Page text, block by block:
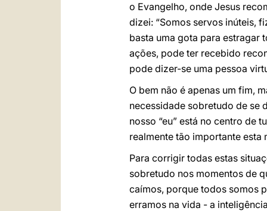
o Evangelho, onde Jesus
dizei: “Somos servos inúteis,
basta uma gota para estragar
ações, pode ter recebido
pode dizer-se uma pessoa
O bem não é apenas um fim,
necessidade sobretudo de se
nosso “eu” está no centro de
realmente tão importante esta
Para corrigir todas estas
sobretudo nos momentos de
caímos, porque todos somos
erramos na vida - a